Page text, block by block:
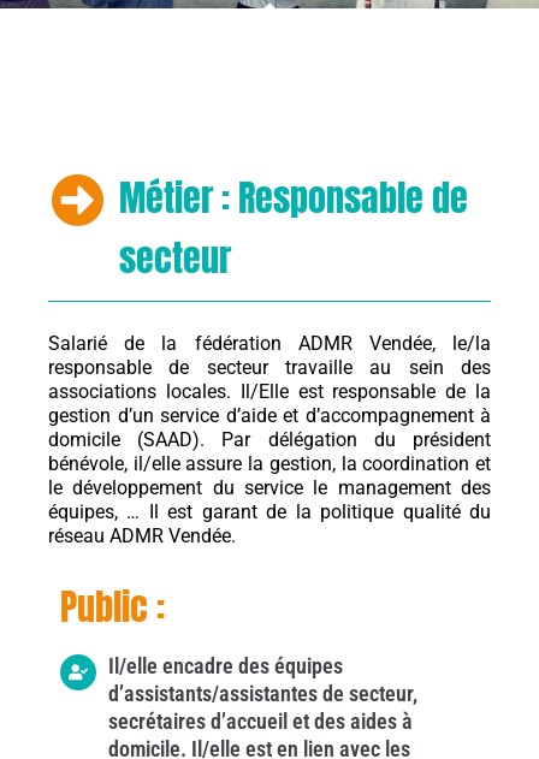
Métier : Responsable de
secteur
Salarié de la fédération ADMR Vendée, le/la
responsable de secteur travaille au sein des
associations locales. Il/Elle est responsable de la
gestion d’un service d’aide et d’accompagnement à
domicile (SAAD). Par délégation du président
bénévole, il/elle assure la gestion, la coordination et
le développement du service le management des
équipes, … Il est garant de la politique qualité du
réseau ADMR Vendée.
Public :
Il/elle encadre des équipes
d’assistants/assistantes de secteur,
secrétaires d’accueil et des aides à
domicile. Il/elle est en lien avec les